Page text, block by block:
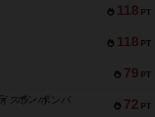
118 PT
118 PT
79 PT
72 PT
スラ・ボンバ